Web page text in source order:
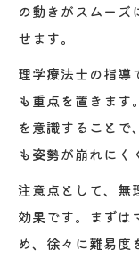
の動きがスムーズ
せます。
理学療法士の指導
も重点を置きま
を意識することで
も姿勢が崩れにく
注意点として、無
効果です。まずは
め、徐々に難易度